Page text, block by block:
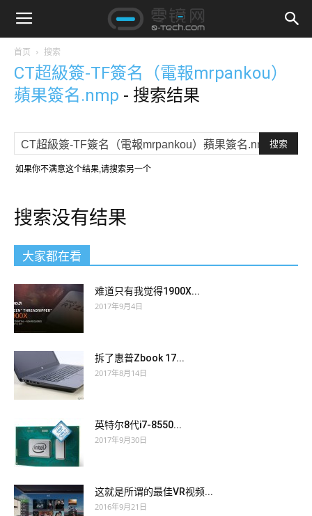
首页 搜索
CT超級簽-TF簽名​​（電報mrpankou）
蘋果簽名.nmp - 搜索结果
如果你不满意这个结果,请搜索另一个
搜索没有结果
大家都在看
难道只有我觉得1900X...
2017年9月4日
拆了惠普Zbook 17...
2017年8月14日
英特尔8代i7-8550...
2017年9月30日
这就是所谓的最佳VR视频...
2016年9月21日